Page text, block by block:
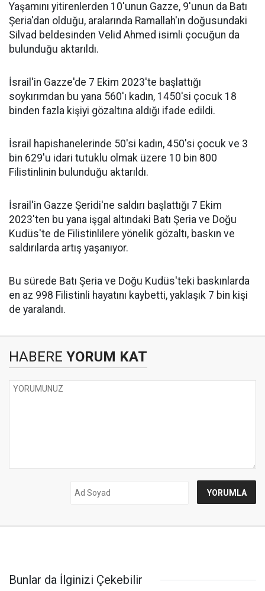
Yaşamını yitirenlerden 10'unun Gazze, 9'unun da Batı
Şeria'dan olduğu, aralarında Ramallah'ın doğusundaki
Silvad beldesinden Velid Ahmed isimli çocuğun da
bulunduğu aktarıldı.
İsrail'in Gazze'de 7 Ekim 2023'te başlattığı
soykırımdan bu yana 560'ı kadın, 1450'si çocuk 18
binden fazla kişiyi gözaltına aldığı ifade edildi.
İsrail hapishanelerinde 50'si kadın, 450'si çocuk ve 3
bin 629'u idari tutuklu olmak üzere 10 bin 800
Filistinlinin bulunduğu aktarıldı.
İsrail'in Gazze Şeridi'ne saldırı başlattığı 7 Ekim
2023'ten bu yana işgal altındaki Batı Şeria ve Doğu
Kudüs'te de Filistinlilere yönelik gözaltı, baskın ve
saldırılarda artış yaşanıyor.
Bu sürede Batı Şeria ve Doğu Kudüs'teki baskınlarda
en az 998 Filistinli hayatını kaybetti, yaklaşık 7 bin kişi
de yaralandı.
HABERE YORUM KAT
Bunlar da İlginizi Çekebilir